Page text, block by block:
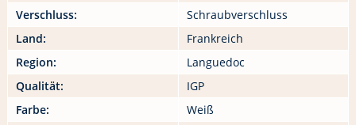
Verschluss:
Schraubverschluss
Land:
Frankreich
Region:
Languedoc
Qualität:
IGP
Farbe:
Weiß